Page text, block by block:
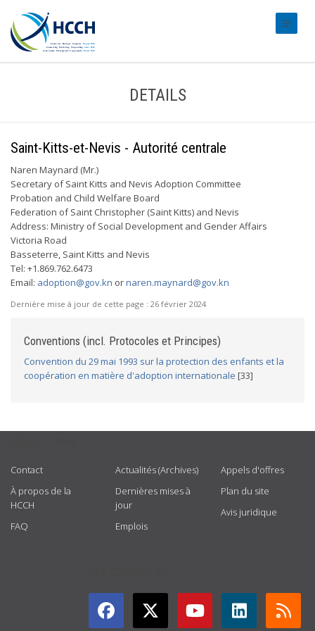
DETAILS
Saint-Kitts-et-Nevis - Autorité centrale
Naren Maynard (Mr.)
Secretary of Saint Kitts and Nevis Adoption Committee
Probation and Child Welfare Board
Federation of Saint Christopher (Saint Kitts) and Nevis
Address: Ministry of Social Development and Gender Affairs
Victoria Road
Basseterre, Saint Kitts and Nevis
Tel: +1.869.762.6473
Email: adoption@gov.kn ornaren.maynard@gov.kn
Dernière mise à jour de cette page : 26 février 2024
Conventions (incl. Protocoles et Principes)
Convention du 29 mai 1993 sur la protection des enfants et la
coopération en matière d'adoption internationale [33]
Contact
À propos de la
HCCH
FAQ
Actualités (Archives)
Dernières mises à
jour
Emplois
Appels d'offres
Plan du site
Avis juridique